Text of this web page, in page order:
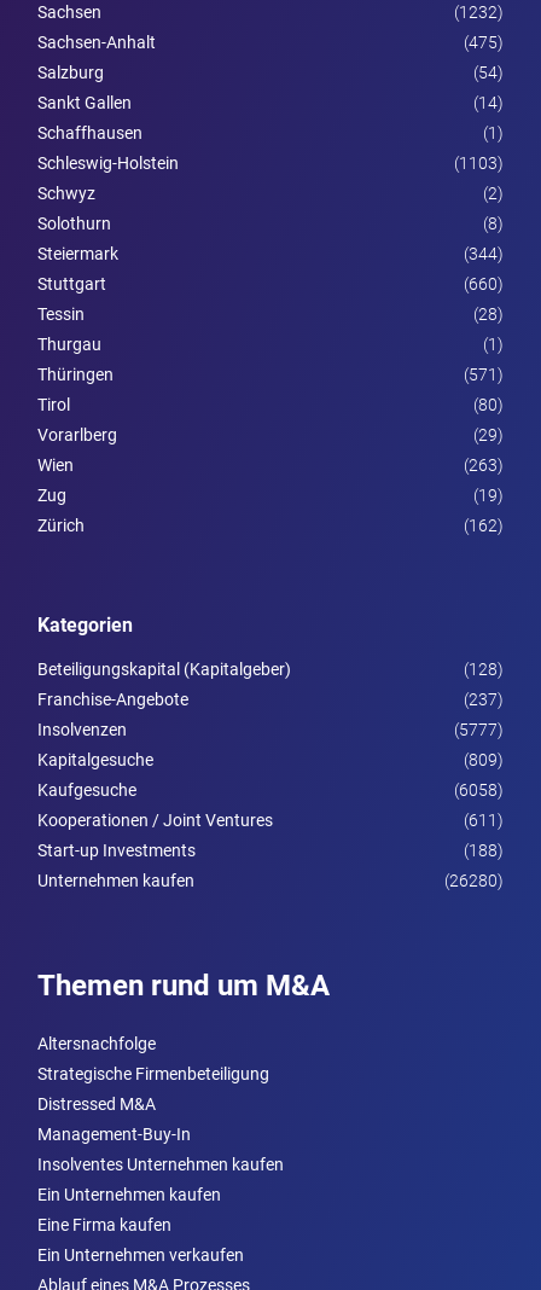
Sachsen
(1232)
Sachsen-Anhalt
(475)
Salzburg
(54)
Sankt Gallen
(14)
Schaffhausen
(1)
Schleswig-Holstein
(1103)
Schwyz
(2)
Solothurn
(8)
Steier­mark
(344)
Stuttgart
(660)
Tessin
(28)
Thurgau
(1)
Thüringen
(571)
Tirol
(80)
Vorarl­berg
(29)
Wien
(263)
Zug
(19)
Zürich
(162)
Kategorien
Beteiligungskapital (Kapitalgeber)
(128)
Franchise-Angebote
(237)
Insolvenzen
(5777)
Kapitalgesuche
(809)
Kaufgesuche
(6058)
Kooperationen / Joint Ventures
(611)
Start-up Investments
(188)
Unternehmen kaufen
(26280)
Themen rund um M&A
Altersnachfolge
Strategische Firmenbeteiligung
Distressed M&A
Management-Buy-In
Insolventes Unternehmen kaufen
Ein Unternehmen kaufen
Eine Firma kaufen
Ein Unternehmen verkaufen
Ablauf eines M&A Prozesses